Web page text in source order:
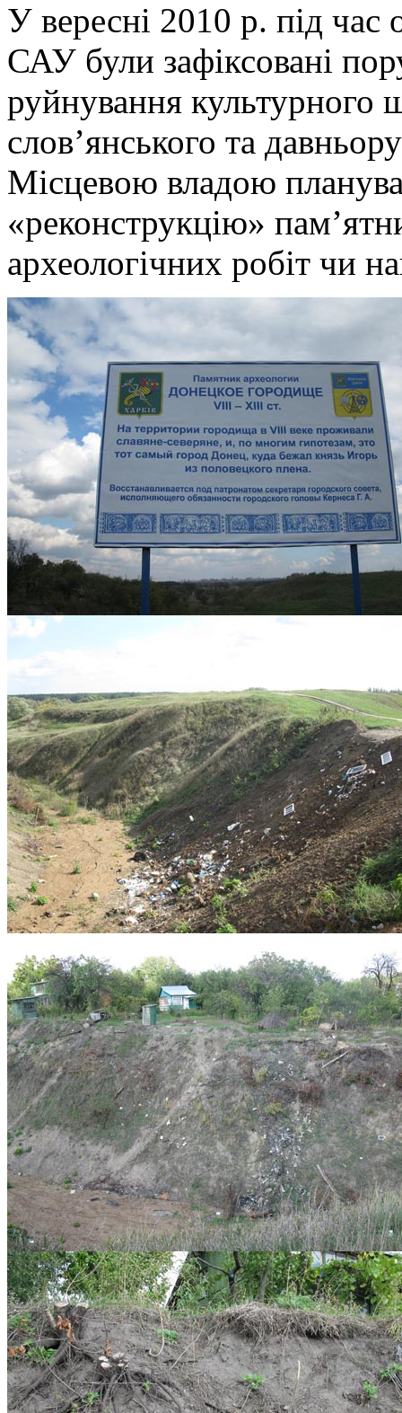
У вересні 2010 р. під час
САУ були зафіксовані
руйнування культурного
слов’янського та
Місцевою владою
«реконструкцію»
археологічних робіт чи